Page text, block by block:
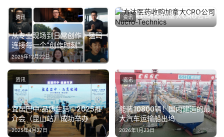
从专业现场到日常创作，猛玛
连接每一个“创作时刻”
2025年12月22日
资讯
方达医药收购加拿大CRO公司
Nucro-Technics
2023年8月18日
资讯
宜居巴中·品质生活｜2025推
介会（昆山站）成功举办
2025年4月27日
资讯
能装10800辆！国内建造的最
大汽车运输船出坞
2026年1月23日
资讯